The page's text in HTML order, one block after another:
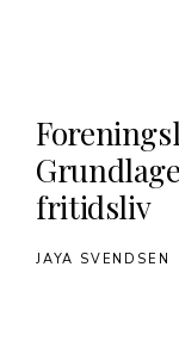
fritidsliv
JAYA SVENDSEN